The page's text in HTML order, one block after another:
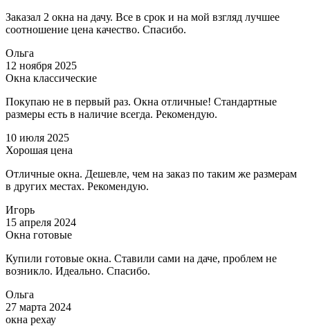
Заказал 2 окна на дачу. Все в срок и на мой взгляд лучшее
соотношение цена качество. Спасибо.
Ольга
12 ноября 2025
Окна классические
Покупаю не в первый раз. Окна отличные! Стандартные
размеры есть в наличие всегда. Рекомендую.
10 июля 2025
Хорошая цена
Отличные окна. Дешевле, чем на заказ по таким же размерам
в других местах. Рекомендую.
Игорь
15 апреля 2024
Окна готовые
Купили готовые окна. Ставили сами на даче, проблем не
возникло. Идеально. Спасибо.
Ольга
27 марта 2024
окна рехау